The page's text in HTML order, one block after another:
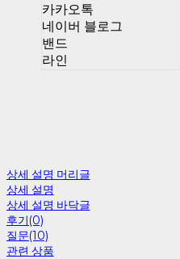
카카오톡
네이버 블로그
밴드
라인
상세 설명 머리글
상세 설명
상세 설명 바닥글
후기(0)
질문(10)
관련 상품